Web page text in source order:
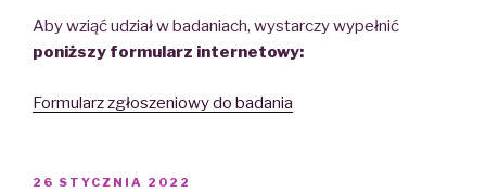
Aby wziąć udział w badaniach, wystarczy wypełnić
poniższy formularz internetowy:
Formularz zgłoszeniowy do badania
POSTED
26 STYCZNIA 2022